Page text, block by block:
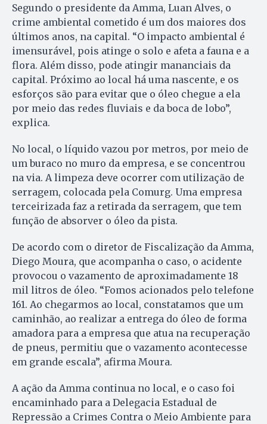
Segundo o presidente da Amma, Luan Alves, o
crime ambiental cometido é um dos maiores dos
últimos anos, na capital. “O impacto ambiental é
imensurável, pois atinge o solo e afeta a fauna e a
flora. Além disso, pode atingir mananciais da
capital. Próximo ao local há uma nascente, e os
esforços são para evitar que o óleo chegue a ela
por meio das redes fluviais e da boca de lobo”,
explica.
No local, o líquido vazou por metros, por meio de
um buraco no muro da empresa, e se concentrou
na via. A limpeza deve ocorrer com utilização de
serragem, colocada pela Comurg. Uma empresa
terceirizada faz a retirada da serragem, que tem
função de absorver o óleo da pista.
De acordo com o diretor de Fiscalização da Amma,
Diego Moura, que acompanha o caso, o acidente
provocou o vazamento de aproximadamente 18
mil litros de óleo. “Fomos acionados pelo telefone
161. Ao chegarmos ao local, constatamos que um
caminhão, ao realizar a entrega do óleo de forma
amadora para a empresa que atua na recuperação
de pneus, permitiu que o vazamento acontecesse
em grande escala”, afirma Moura.
A ação da Amma continua no local, e o caso foi
encaminhado para a Delegacia Estadual de
Repressão a Crimes Contra o Meio Ambiente para